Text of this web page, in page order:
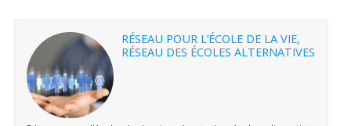
RÉSEAU POUR L’ÉCOLE DE LA VIE,
RÉSEAU DES ÉCOLES ALTERNATIVES